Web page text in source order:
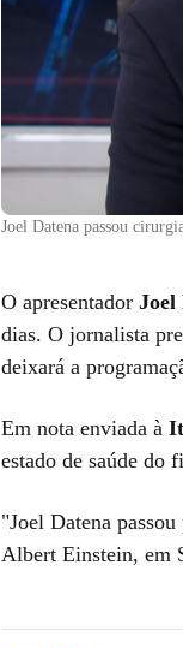
Joel Datena passou
O apresentador Joel
dias. O jornalista
deixará a
Em nota enviada à
estado de saúde do
"Joel Datena
Albert Einstein, em